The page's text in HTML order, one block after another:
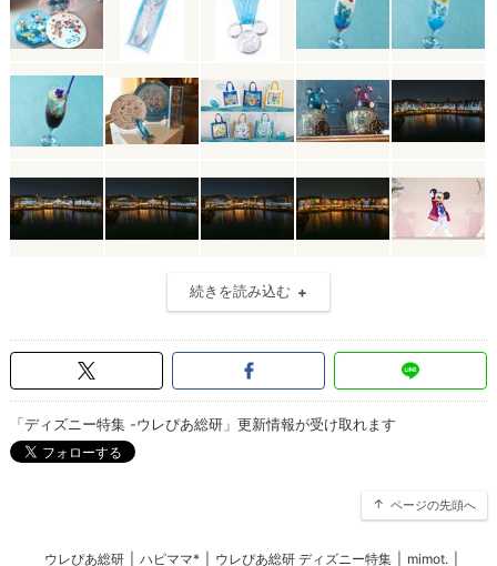
続きを読み込む
「ディズニー特集 -ウレぴあ総研」更新情報が受け取れます
ページの先頭へ
ウレぴあ総研 ハピママ* ウレぴあ総研 ディズニー特集 mimot.